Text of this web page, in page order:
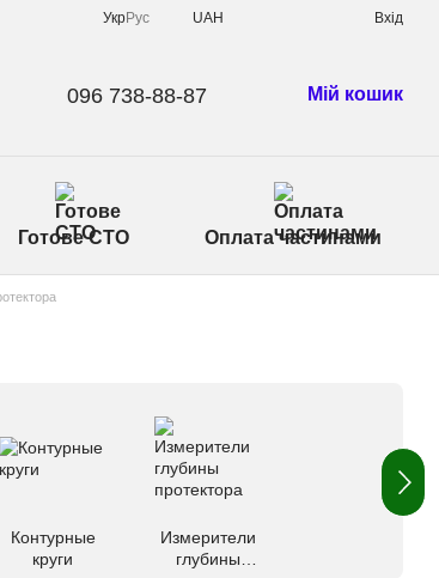
УкрРус UAH Вхід
096 738-88-87 Мій кошик
Готове СТО Оплата частинами
Контурные
круги
Измерители
глубины